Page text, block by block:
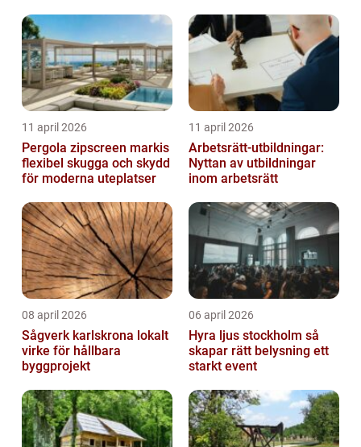
11 april 2026
Pergola zipscreen markis
flexibel skugga och skydd
för moderna uteplatser
11 april 2026
Arbetsrätt-utbildningar:
Nyttan av utbildningar
inom arbetsrätt
08 april 2026
Sågverk karlskrona lokalt
virke för hållbara
byggprojekt
06 april 2026
Hyra ljus stockholm så
skapar rätt belysning ett
starkt event